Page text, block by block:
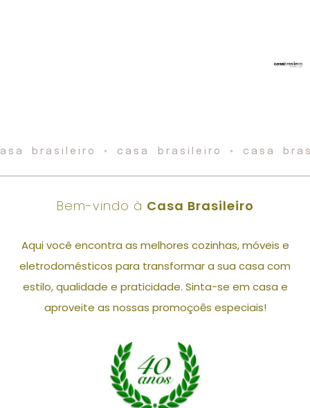
brasileiro ◦ casa brasileiro ◦ casa
Bem-vindo à Casa Brasileiro
Aqui você encontra as melhores cozinhas, móveis e
eletrodomésticos para transformar a sua casa com
estilo, qualidade e praticidade. Sinta-se em casa e
aproveite as nossas promoçoēs especiais!